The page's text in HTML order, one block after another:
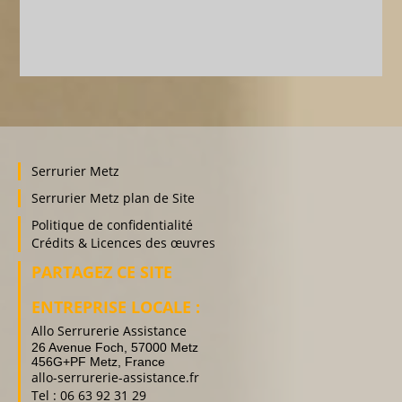
Serrurier Metz
Serrurier Metz plan de Site
Politique de confidentialité
Crédits & Licences des œuvres
PARTAGEZ CE SITE
ENTREPRISE LOCALE :
Allo Serrurerie Assistance
26 Avenue Foch, 57000 Metz
456G+PF Metz, France
allo-serrurerie-assistance.fr
Tel : 06 63 92 31 29